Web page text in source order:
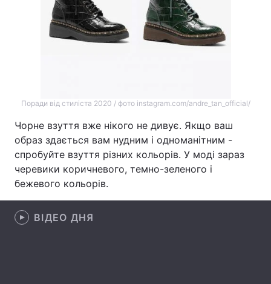
Тема оформлення
Поради від стиліста 2020 / фото instagram.com/andre_tan_official/
Чорне взуття вже нікого не дивує. Якщо ваш
образ здається вам нудним і одноманітним -
спробуйте взуття різних кольорів. У моді зараз
черевики коричневого, темно-зеленого і
бежевого кольорів.
ВІДЕО ДНЯ